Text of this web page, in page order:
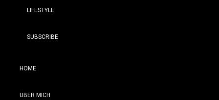
LIFESTYLE
SUBSCRIBE
HOME
ÜBER MICH